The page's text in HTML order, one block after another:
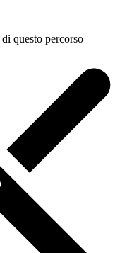
di questo percorso